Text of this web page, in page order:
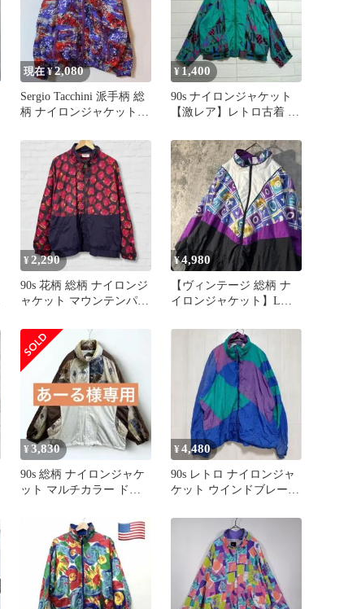
現在 ¥2,080
Sergio Tacchini 派手柄 総
柄 ナイロンジャケット
¥1,400
90s ナイロンジャケット
【激レア】レトロ古着 幾
ーン
¥2,290
90s 花柄 総柄 ナイロンジ
ャケット マウンテンパー
¥4,980
【ヴィンテージ 総柄 ナ
イロンジャケット】Lサ
古着
¥3,830
90s 総柄 ナイロンジャケ
ット マルチカラー ドル
¥4,480
90s レトロ ナイロンジャ
ケット ウインドブレーカ